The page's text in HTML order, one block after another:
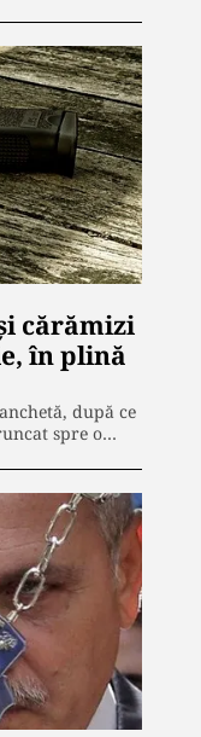
cărămizi
în plină
după ce
spre o…